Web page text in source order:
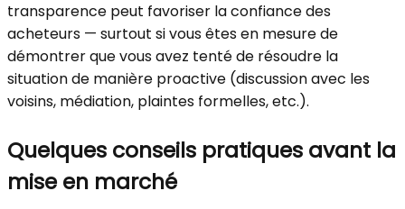
transparence peut favoriser la confiance des
acheteurs — surtout si vous êtes en mesure de
démontrer que vous avez tenté de résoudre la
situation de manière proactive (discussion avec les
voisins, médiation, plaintes formelles, etc.).
Quelques conseils pratiques avant la
mise en marché